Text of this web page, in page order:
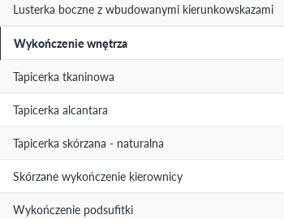
Lusterka boczne z wbudowanymi kierunkowskazami
Wykończenie wnętrza
Tapicerka tkaninowa
Tapicerka alcantara
Tapicerka skórzana - naturalna
Skórzane wykończenie kierownicy
Wykończenie podsufitki